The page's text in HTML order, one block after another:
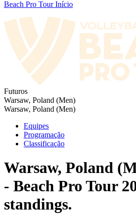
Beach Pro Tour Início
Futuros
Warsaw, Poland (Men)
Warsaw, Poland (Men)
Equipes
Programação
Classificação
Warsaw, Poland
- Beach Pro Tour
standings.